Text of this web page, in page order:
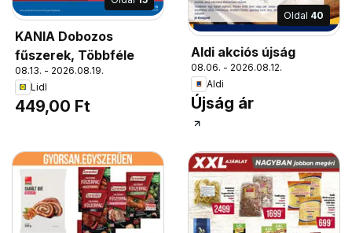
KANIA Dobozos
fűszerek, Többféle
08.13. - 2026.08.19.
Lidl
449,00 Ft
Oldal 40
Aldi akciós újság
08.06. - 2026.08.12.
Aldi
Újság ár